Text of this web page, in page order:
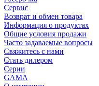
Сервис
Возврат и обмен товара
Информация о продуктах
Общие условия продажи
Часто задаваемые вопросы
Свяжитесь с нами
Стать дилером
Серии
GAMA